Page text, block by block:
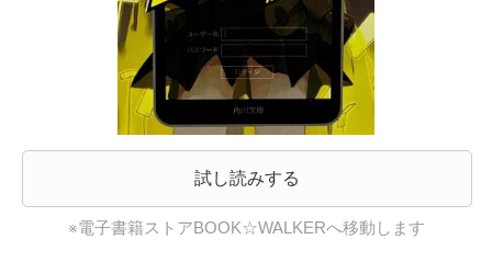
試し読みする
※電子書籍ストアBOOK☆WALKERへ移動します